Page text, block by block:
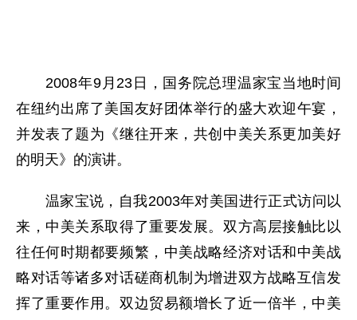
2008年9月23日，国务院总理温家宝当地时间
在纽约出席了美国友好团体举行的盛大欢迎午宴，
并发表了题为《继往开来，共创中美关系更加美好
的明天》的演讲。
温家宝说，自我2003年对美国进行正式访问以
来，中美关系取得了重要发展。双方高层接触比以
往任何时期都要频繁，中美战略经济对话和中美战
略对话等诸多对话磋商机制为增进双方战略互信发
挥了重要作用。双边贸易额增长了近一倍半，中美